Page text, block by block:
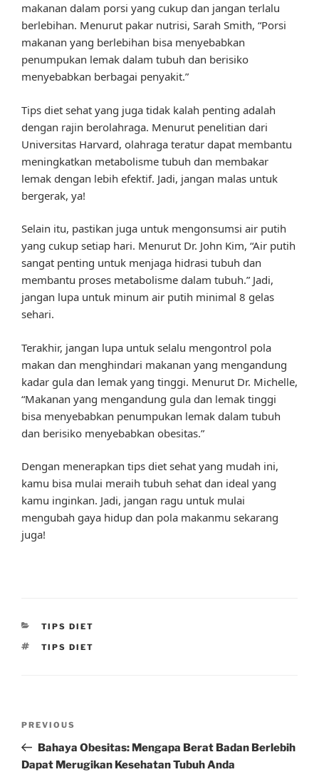
makanan dalam porsi yang cukup dan jangan terlalu
berlebihan. Menurut pakar nutrisi, Sarah Smith, “Porsi
makanan yang berlebihan bisa menyebabkan
penumpukan lemak dalam tubuh dan berisiko
menyebabkan berbagai penyakit.”
Tips diet sehat yang juga tidak kalah penting adalah
dengan rajin berolahraga. Menurut penelitian dari
Universitas Harvard, olahraga teratur dapat membantu
meningkatkan metabolisme tubuh dan membakar
lemak dengan lebih efektif. Jadi, jangan malas untuk
bergerak, ya!
Selain itu, pastikan juga untuk mengonsumsi air putih
yang cukup setiap hari. Menurut Dr. John Kim, “Air putih
sangat penting untuk menjaga hidrasi tubuh dan
membantu proses metabolisme dalam tubuh.” Jadi,
jangan lupa untuk minum air putih minimal 8 gelas
sehari.
Terakhir, jangan lupa untuk selalu mengontrol pola
makan dan menghindari makanan yang mengandung
kadar gula dan lemak yang tinggi. Menurut Dr. Michelle,
“Makanan yang mengandung gula dan lemak tinggi
bisa menyebabkan penumpukan lemak dalam tubuh
dan berisiko menyebabkan obesitas.”
Dengan menerapkan tips diet sehat yang mudah ini,
kamu bisa mulai meraih tubuh sehat dan ideal yang
kamu inginkan. Jadi, jangan ragu untuk mulai
mengubah gaya hidup dan pola makanmu sekarang
juga!
CATEGORIES
TIPS DIET
TAGS
TIPS DIET
Previous
Post
PREVIOUS
Bahaya Obesitas: Mengapa Berat Badan Berlebih
Dapat Merugikan Kesehatan Tubuh Anda